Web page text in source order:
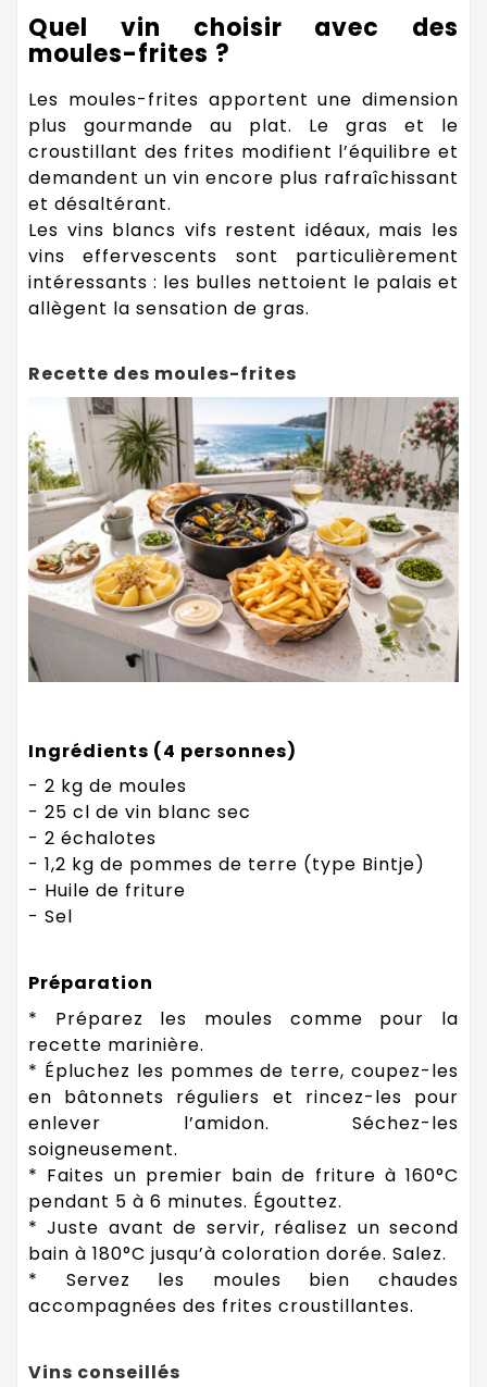
Quel vin choisir avec des
moules-frites ?
Les moules-frites apportent une dimension
plus gourmande au plat. Le gras et le
croustillant des frites modifient l’équilibre et
demandent un vin encore plus rafraîchissant
et désaltérant.
Les vins blancs vifs restent idéaux, mais les
vins effervescents sont particulièrement
intéressants : les bulles nettoient le palais et
allègent la sensation de gras.
Recette des moules-frites
Ingrédients (4 personnes)
- 2 kg de moules
- 25 cl de vin blanc sec
- 2 échalotes
- 1,2 kg de pommes de terre (type Bintje)
- Huile de friture
- Sel
Préparation
* Préparez les moules comme pour la
recette marinière.
* Épluchez les pommes de terre, coupez-les
en bâtonnets réguliers et rincez-les pour
enlever l’amidon. Séchez-les
soigneusement.
* Faites un premier bain de friture à 160°C
pendant 5 à 6 minutes. Égouttez.
* Juste avant de servir, réalisez un second
bain à 180°C jusqu’à coloration dorée. Salez.
* Servez les moules bien chaudes
accompagnées des frites croustillantes.
Vins conseillés